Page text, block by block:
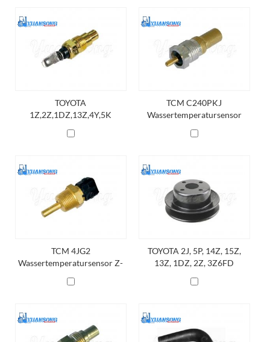
TOYOTA
1Z,2Z,1DZ,13Z,4Y,5K
83420-76001-71
TCM C240PKJ
Wassertemperatursensor
TCM 4JG2
Wassertemperatursensor Z-
TOYOTA 2J, 5P, 14Z, 15Z,
13Z, 1DZ, 2Z, 3Z6FD
Wasserpumpe 16372-42500-